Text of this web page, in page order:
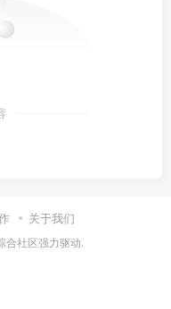
关于我们
合社区强力驱动.